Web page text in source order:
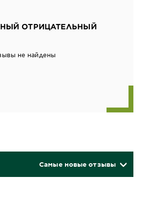
ОТРИЦАТЕЛЬНЫЙ
не найдены
Самые новые отзывы